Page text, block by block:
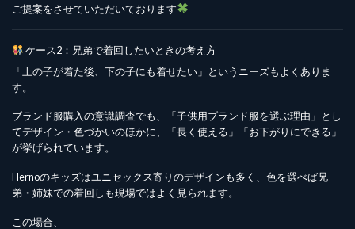
ご提案をさせていただいております
ケース2：兄弟で着回したいときの考え方
「上の子が着た後、下の子にも着せたい」というニーズもよくありま
す。
ブランド服購入の意識調査でも、「子供用ブランド服を選ぶ理由」とし
てデザイン・色づかいのほかに、「長く使える」「お下がりにできる」
が挙げられています。
Hernoのキッズはユニセックス寄りのデザインも多く、色を選べば兄
弟・姉妹での着回しも現場ではよく見られます。
この場合、